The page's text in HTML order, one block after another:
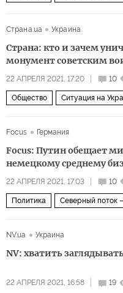
Джон Салливан
Страна.ua Украина
Страна: кто и зачем
монумент советским
22 АПРЕЛЯ 2021, 17:20 10
Общество Ситуация на
Focus
Германия
Focus: Путин обещает
немецкому среднему
22 АПРЕЛЯ 2021, 17:03 10
Политика Северный поток
NV.ua
Украина
NV: хватить
22 АПРЕЛЯ 2021, 16:58 19